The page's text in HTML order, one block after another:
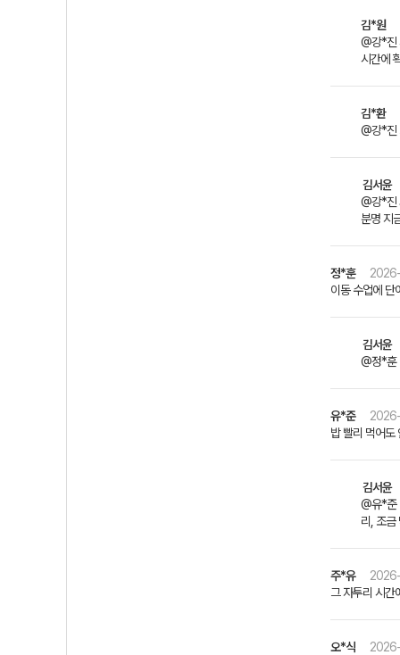
김*원
@강*진
시간에
김*환
@강*진
김서윤
@강*진
분명 지
정*훈
이동 수업에
김서윤
@정*훈
유*준
밥 빨리 먹어도
김서윤
@유*준
리, 조금
주*유
그 자투리 시간
오*식